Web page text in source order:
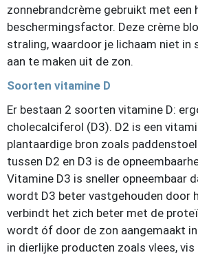
zonnebrandcrème gebruikt met een
beschermingsfactor. Deze crème
straling, waardoor je lichaam niet in
aan te maken uit de zon.
Soorten vitamine D
Er bestaan 2 soorten vitamine D:
cholecalciferol (D3). D2 is een
plantaardige bron zoals
tussen D2 en D3 is de
Vitamine D3 is sneller opneembaar
wordt D3 beter vastgehouden door
verbindt het zich beter met de
wordt óf door de zon aangemaakt
in dierlijke producten zoals vlees, vis